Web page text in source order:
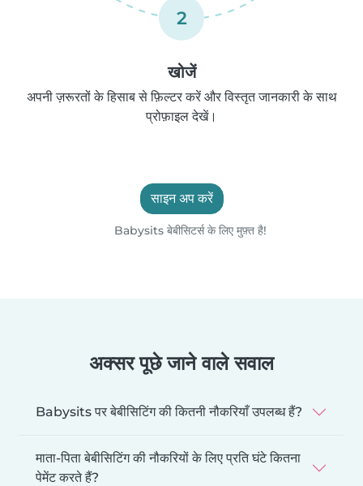
2
खोजें
अपनी ज़रूरतों के हिसाब से फ़िल्टर करें और विस्तृत जानकारी के साथ
प्रोफ़ाइल देखें।
साइन अप करें
Babysits बेबीसिटर्स के लिए मुफ़्त है!
अक्सर पूछे जाने वाले सवाल
Babysits पर बेबीसिटिंग की कितनी नौकरियाँ उपलब्ध हैं?
माता-पिता बेबीसिटिंग की नौकरियों के लिए प्रति घंटे कितना
पेमेंट करते हैं?